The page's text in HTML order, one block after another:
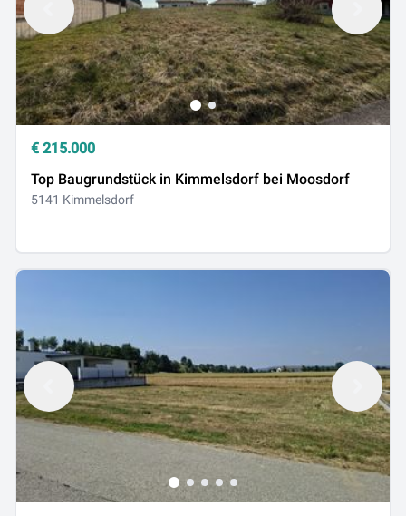
€ 215.000
Top Baugrundstück in Kimmelsdorf bei Moosdorf
5141 Kimmelsdorf